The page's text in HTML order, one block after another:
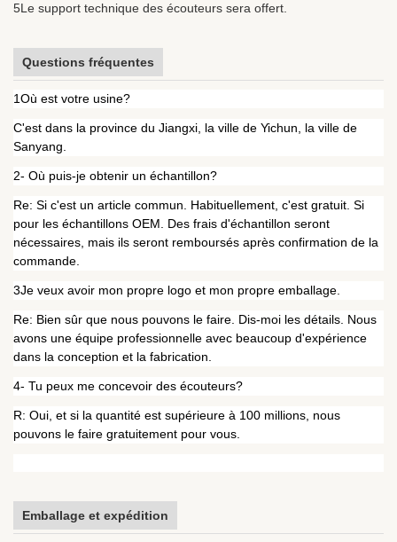
5Le support technique des écouteurs sera offert.
Questions fréquentes
1Où est votre usine?
C'est dans la province du Jiangxi, la ville de Yichun, la ville de
Sanyang.
2- Où puis-je obtenir un échantillon?
Re: Si c'est un article commun. Habituellement, c'est gratuit. Si
pour les échantillons OEM. Des frais d'échantillon seront
nécessaires, mais ils seront remboursés après confirmation de la
commande.
3Je veux avoir mon propre logo et mon propre emballage.
Re: Bien sûr que nous pouvons le faire. Dis-moi les détails. Nous
avons une équipe professionnelle avec beaucoup d'expérience
dans la conception et la fabrication.
4- Tu peux me concevoir des écouteurs?
R: Oui, et si la quantité est supérieure à 100 millions, nous
pouvons le faire gratuitement pour vous.
Emballage et expédition